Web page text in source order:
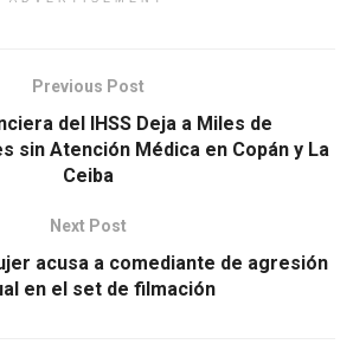
Previous Post
del IHSS Deja a Miles de
sin Atención Médica en Copán y La
Ceiba
Next Post
acusa a comediante de agresión
en el set de filmación